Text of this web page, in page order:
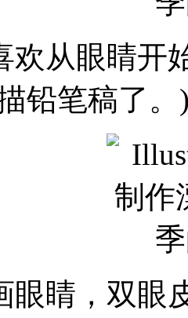
欢从眼睛开
铅笔稿了。
眼睛，双眼